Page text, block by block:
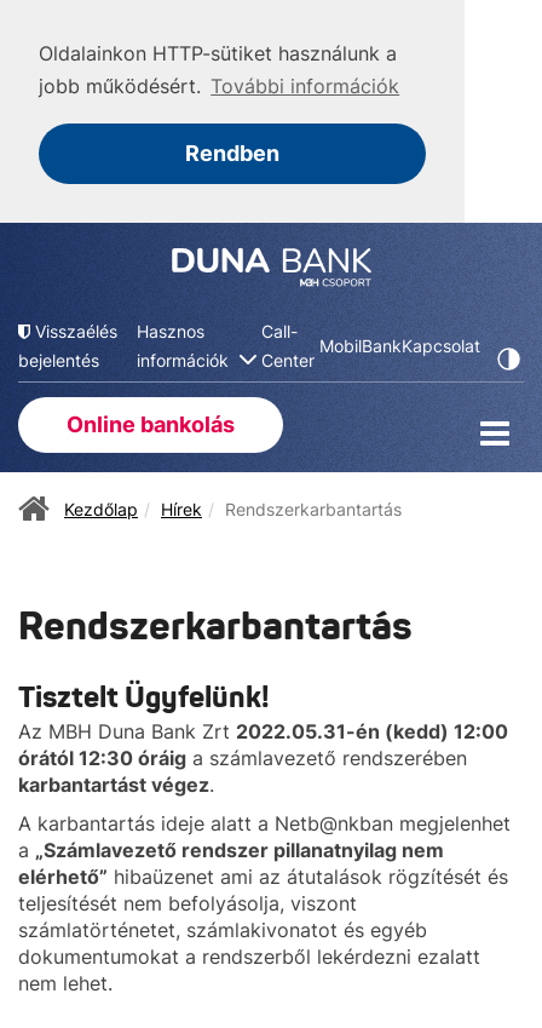
Oldalainkon HTTP-sütiket használunk a
jobb működésért. További információk
Rendben
Visszaélés
bejelentés
Hasznos
információk
Call-
Center
MobilBankKapcsolat
Online bankolás
Kezdőlap Hírek Rendszerkarbantartás
Rendszerkarbantartás
Tisztelt Ügyfelünk!
Az MBH Duna Bank Zrt 2022.05.31-én (kedd) 12:00
órától 12:30 óráig a számlavezető rendszerében
karbantartást végez.
A karbantartás ideje alatt a Netb@nkban megjelenhet
a „Számlavezető rendszer pillanatnyilag nem
elérhető” hibaüzenet ami az átutalások rögzítését és
teljesítését nem befolyásolja, viszont
számlatörténetet, számlakivonatot és egyéb
dokumentumokat a rendszerből lekérdezni ezalatt
nem lehet.